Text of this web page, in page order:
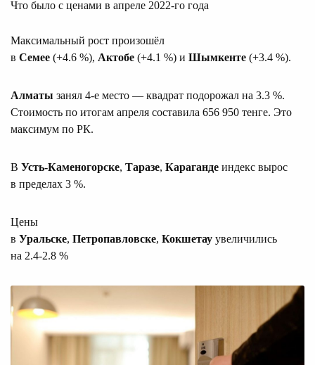
Что было с ценами в апреле 2022-го года
Максимальный рост произошёл
в Семее (+4.6 %), Актобе (+4.1 %) и Шымкенте (+3.4 %).
Алматы занял 4-е место — квадрат подорожал на 3.3 %.
Стоимость по итогам апреля составила 656 950 тенге. Это
максимум по РК.
В Усть-Каменогорске, Таразе, Караганде индекс вырос
в пределах 3 %.
Цены
в Уральске, Петропавловске, Кокшетау увеличились
на 2.4-2.8 %